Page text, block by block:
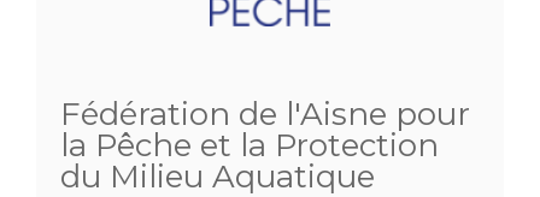
Fédération de l'Aisne pour
la Pêche et la Protection
du Milieu Aquatique